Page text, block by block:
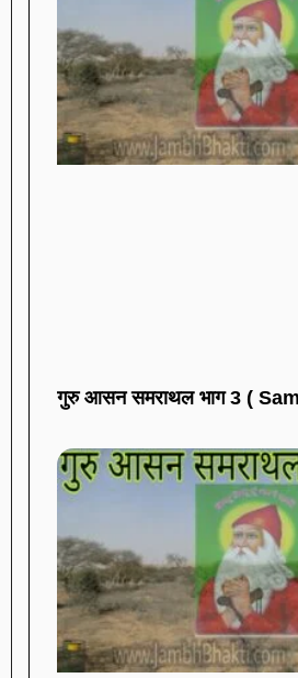
गुरु आसन समराथल भाग 3 (